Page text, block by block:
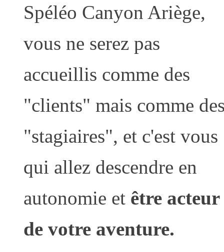
Spéléo Canyon Ariège,
vous ne serez pas
accueillis comme des
"clients" mais comme
"stagiaires", et c'est vous
qui allez descendre en
autonomie et être acteur
de votre aventure.